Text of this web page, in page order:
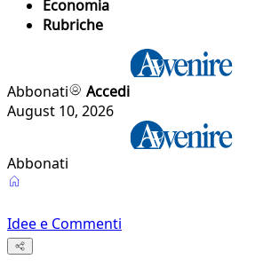
Economia
Rubriche
Abbonati
Accedi
August 10, 2026
Abbonati
Idee e Commenti